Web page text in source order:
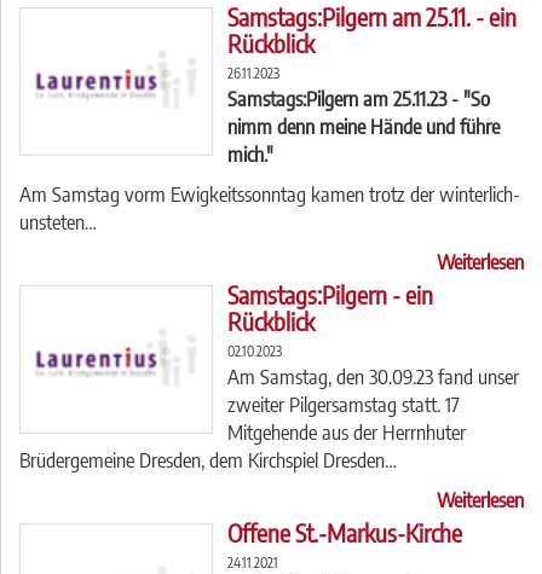
Samstags:Pilgern am 25.11. - ein
Rückblick
26.11.2023
Samstags:Pilgern am 25.11.23 - "So
nimm denn meine Hände und führe
mich."
Am Samstag vorm Ewigkeitssonntag kamen trotz der winterlich-
unsteten…
Weiterlesen
Samstags:Pilgern - ein
Rückblick
02.10.2023
Am Samstag, den 30.09.23 fand unser
zweiter Pilgersamstag statt. 17
Mitgehende aus der Herrnhuter
Brüdergemeine Dresden, dem Kirchspiel Dresden…
Weiterlesen
Offene St.-Markus-Kirche
24.11.2021